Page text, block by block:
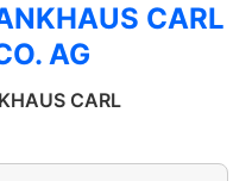
CARL
AG
CARL